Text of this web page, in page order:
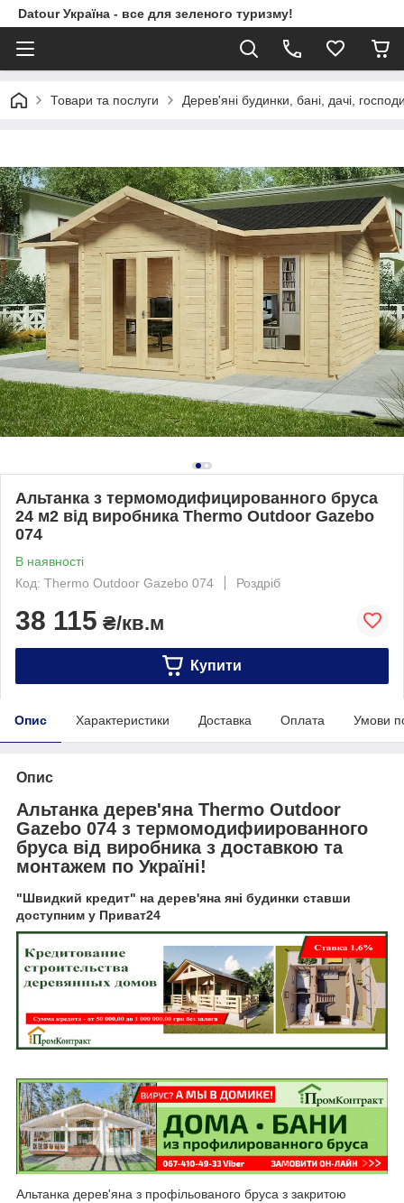
Datour Україна - все для зеленого туризму!
Товари та послуги Дерев'яні будинки, бані, дачі,
Альтанка з термомодифицированного бруса
24 м2 від виробника Thermo Outdoor Gazebo
074
В наявності
Код: Thermo Outdoor Gazebo 074
Роздріб
38 115 ₴/кв.м
Купити
Опис Характеристики Доставка Оплата Умови
Опис
Альтанка дерев'яна Thermo Outdoor
Gazebo 074 з термомодифиированного
бруса від виробника з доставкою та
монтажем по Україні!
"Швидкий кредит" на дерев'яна яні будинки ставши
доступним у Приват24
Альтанка дерев'яна з профільованого бруса з закритою